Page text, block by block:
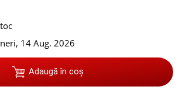
14 Aug. 2026
Adaugă în coș